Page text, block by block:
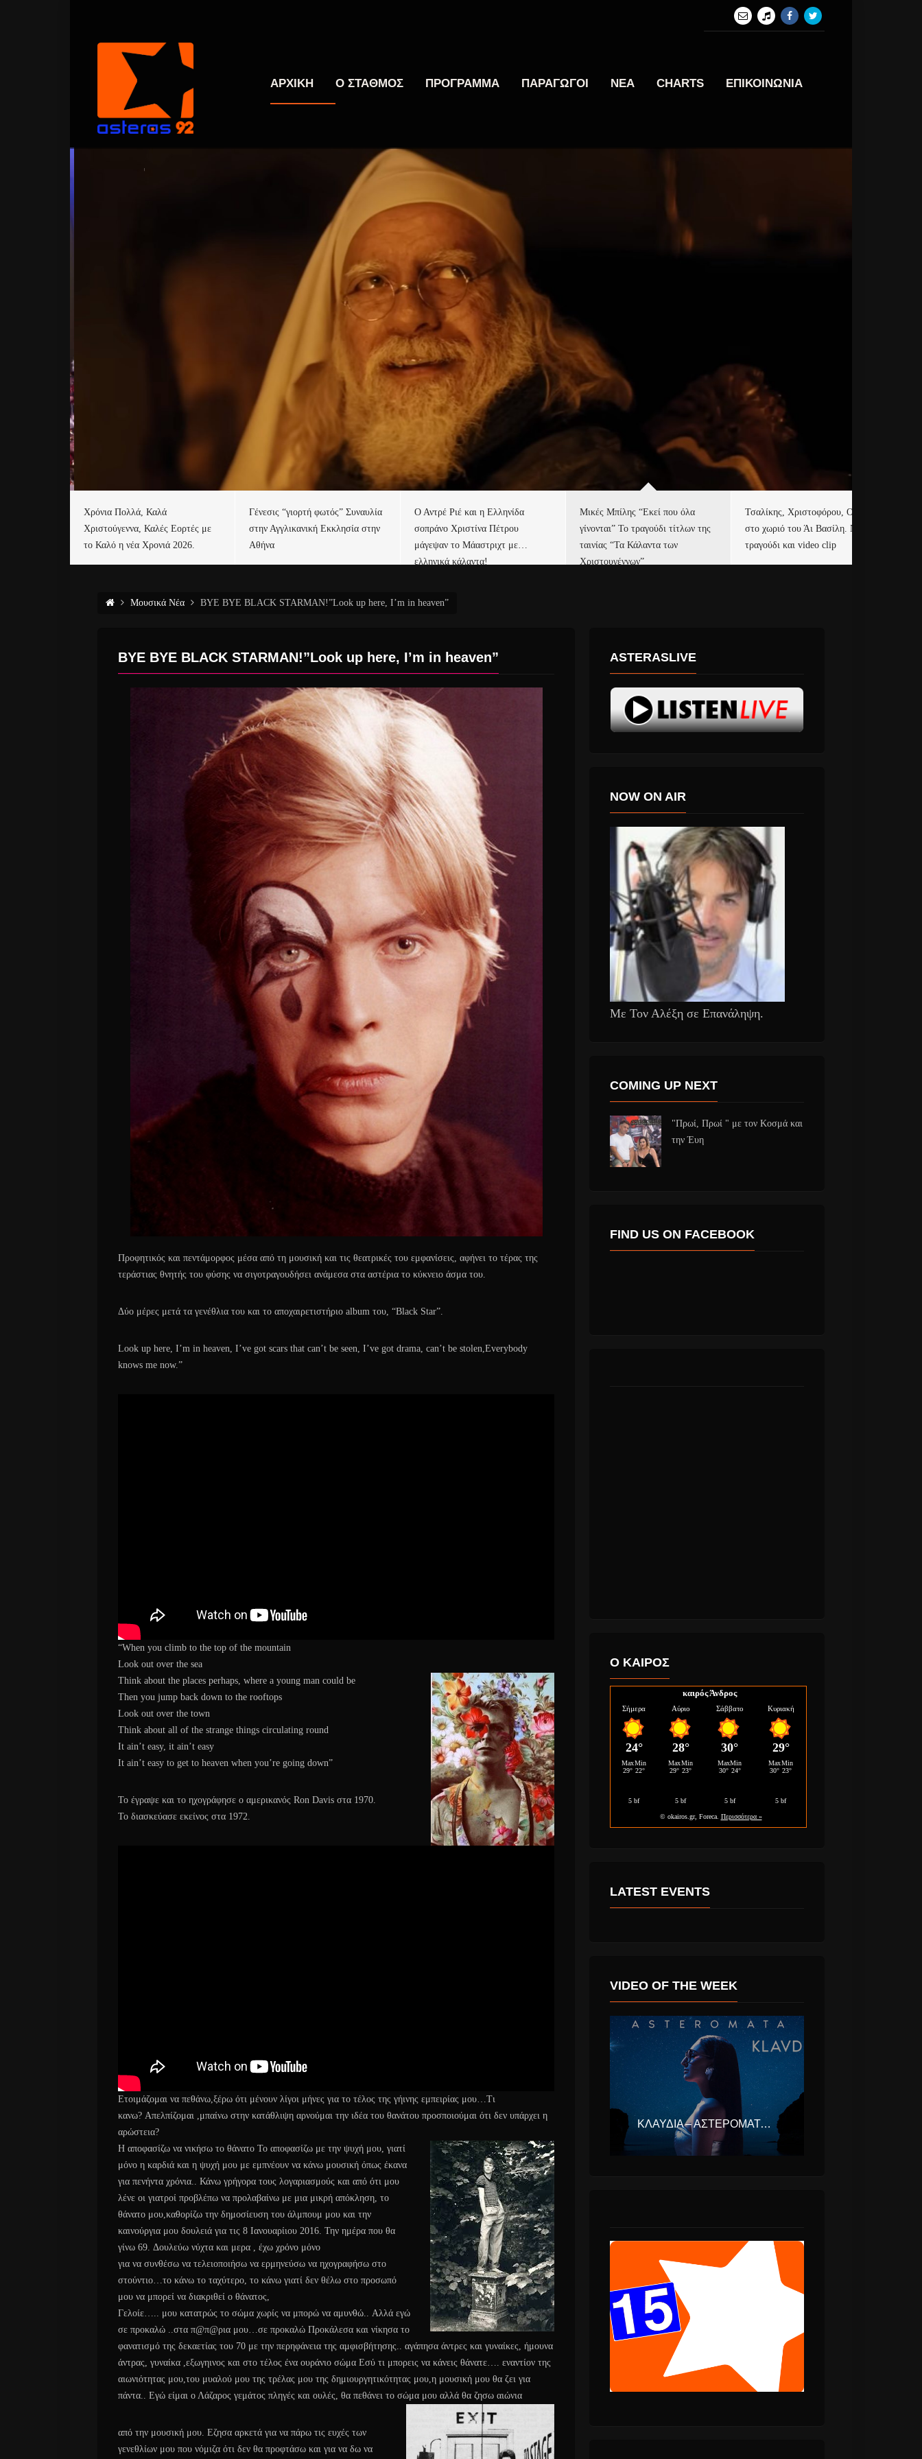
ΑΡΧΙΚΗ Ο ΣΤΑΘΜΟΣ ΠΡΟΓΡΑΜΜΑ ΠΑΡΑΓΩΓΟΙ ΝΕΑ CHARTS ΕΠΙΚΟΙΝΩΝΙΑ
Χρόνια Πολλά, Καλά
Χριστούγεννα, Καλές Εορτές με
το Καλό η νέα Χρονιά 2026.
Γένεσις “γιορτή φωτός” Συναυλία
στην Αγγλικανική Εκκλησία στην
Αθήνα
Ο Αντρέ Ριέ και η Ελληνίδα
σοπράνο Χριστίνα Πέτρου
μάγεψαν το Μάαστριχτ με…
ελληνικά κάλαντα!
Μικές Μπίλης “Εκεί που όλα
γίνονται” Το τραγούδι τίτλων της
ταινίας “Τα Κάλαντα των
Χριστουγέννων”
Τσαλίκης, Χριστοφόρου, ONE
στο χωριό του Άι Βασίλη. Νέο
τραγούδι και video clip
Μουσικά Νέα BYE BYE BLACK STARMAN!”Look up here, I’m in heaven”
BYE BYE BLACK STARMAN!”Look up here, I’m in heaven”
Προφητικός και πεντάμορφος μέσα από τη μουσική και τις θεατρικές του εμφανίσεις, αφήνει το τέρας της
τεράστιας θνητής του φύσης να σιγοτραγουδήσει ανάμεσα στα αστέρια το κύκνειο άσμα του.
Δύο μέρες μετά τα γενέθλια του και το αποχαιρετιστήριο album του, “Black Star”.
Look up here, I’m in heaven, I’ve got scars that can’t be seen, I’ve got drama, can’t be stolen,Everybody
knows me now.”
“When you climb to the top of the mountain
Look out over the sea
Think about the places perhaps, where a young man could be
Then you jump back down to the rooftops
Look out over the town
Think about all of the strange things circulating round
It ain’t easy, it ain’t easy
It ain’t easy to get to heaven when you’re going down”
Το έγραψε και το ηχογράφησε ο αμερικανός Ron Davis στα 1970.
Το διασκεύασε εκείνος στα 1972.
Ετοιμάζομαι να πεθάνω,ξέρω ότι μένουν λίγοι μήνες για το τέλος της γήινης εμπειρίας μου…Τι
κανω? Απελπίζομαι ,μπαίνω στην κατάθλιψη αρνούμαι την ιδέα του θανάτου προσποιούμαι ότι δεν υπάρχει η
αρώστεια?
Η αποφασίζω να νικήσω το θάνατο Το αποφασίζω με την ψυχή μου, γιατί
μόνο η καρδιά και η ψυχή μου με εμπνέουν να κάνω μουσική όπως έκανα
για πενήντα χρόνια.. Κάνω γρήγορα τους λογαριασμούς και από ότι μου
λένε οι γιατροί προβλέπω να προλαβαίνω με μια μικρή απόκληση, το
θάνατο μου,καθορίζω την δημοσίευση του άλμπουμ μου και την
καινούργια μου δουλειά για τις 8 Ιανουαρίιου 2016. Την ημέρα που θα
γίνω 69. Δουλεύω νύχτα και μερα , έχω χρόνο μόνο
για να συνθέσω να τελειοποιήσω να ερμηνεύσω να ηχογραφήσω στο
στούντιο…το κάνω το ταχύτερο, το κάνω γιατί δεν θέλω στο προσωπό
μου να μπορεί να διακριθεί ο θάνατος,
Γελοίε….. μου κατατρώς το σώμα χωρίς να μπορώ να αμυνθώ.. Αλλά εγώ
σε προκαλώ ..στα π@π@ρια μου…σε προκαλώ Προκάλεσα και νίκησα το
φανατισμό της δεκαετίας του 70 με την περηφάνεια της αμφισβήτησης.. αγάπησα άντρες και γυναίκες, ήμουνα
άντρας, γυναίκα ,εξωγηινος και στο τέλος ένα ουράνιο σώμα Εσύ τι μπορεις να κάνεις θάνατε…. εναντίον της
αιωνιότητας μου,του μυαλού μου της τρέλας μου της δημιουργητικότητας μου,η μουσική μου θα ζει για
πάντα.. Εγώ είμαι ο Λάζαρος γεμάτος πληγές και ουλές, θα πεθάνει το σώμα μου αλλά θα ζησω αιώνια
από την μουσική μου. Εζησα αρκετά για να πάρω τις ευχές των
γενεθλίων μου που νόμιζα ότι δεν θα προφτάσω και για να δω να
ASTERASLIVE
NOW ON AIR
Με Τον Αλέξη σε Επανάληψη.
COMING UP NEXT
"Πρωί, Πρωί " με τον Κοσμά και
την Έυη
FIND US ON FACEBOOK
Ο ΚΑΙΡΟΣ
καιρός Άνδρος
LATEST EVENTS
VIDEO OF THE WEEK
ΚΛΑΥΔΊΑ – ΑΣΤΕΡΟΜΆΤΑ (EUROVISION ΕΛΛΆΔΑ 2025)